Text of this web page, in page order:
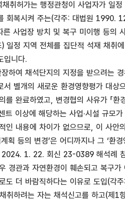
채취허가는 행정관청이 사업자가
회복시켜 주는(각주: 대법원 1990.
사업장 방치 및 복구 미이행 등의
정 지역 전체를 집단적 석재 채취
입니다.
하여 채석단지의 지정을 받으려는
별개의 새로운 환경영향평가 대상
완료하였고, 변경협의 사유가 「
이상에 해당하는 사업·시설 규모
내용에 차이가 없으므로, 이 사안
획 등의 변경’은 어디까지나 그 ‘환
2024. 1. 22. 회신 23-0389 해석례
경관과 자연환경이 훼손되고 복구
도 더 바람직하다는 이유로 도입(
취하려는 자는 채석신고를 하고(제